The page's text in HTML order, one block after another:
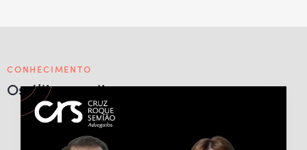
CONHECIMENTO
Os últimos artigos